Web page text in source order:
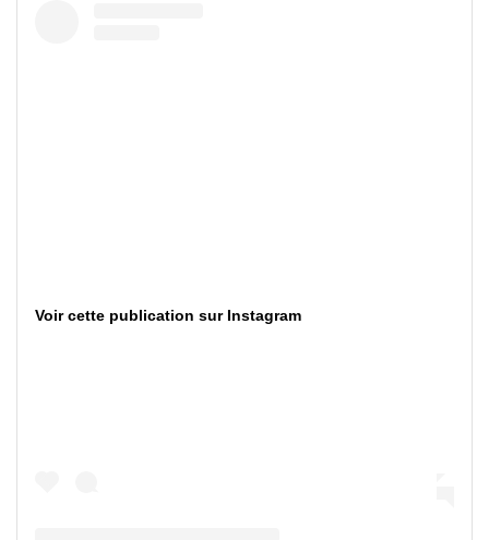
Voir cette publication sur Instagram